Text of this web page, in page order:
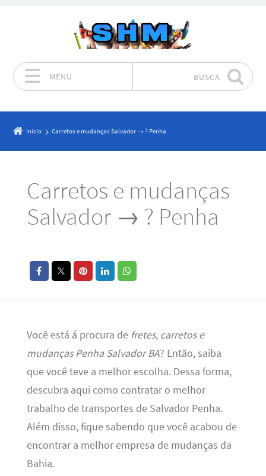
MENU BUSCA
Início Carretos e mudanças Salvador → ? Penha
Carretos e mudanças
Salvador → ? Penha
Você está á procura de fretes, carretos e
mudanças Penha Salvador BA? Então, saiba
que você teve a melhor escolha. Dessa forma,
descubra aqui como contratar o melhor
trabalho de transportes de Salvador Penha.
Além disso, fique sabendo que você acabou de
encontrar a melhor empresa de mudanças da
Bahia.